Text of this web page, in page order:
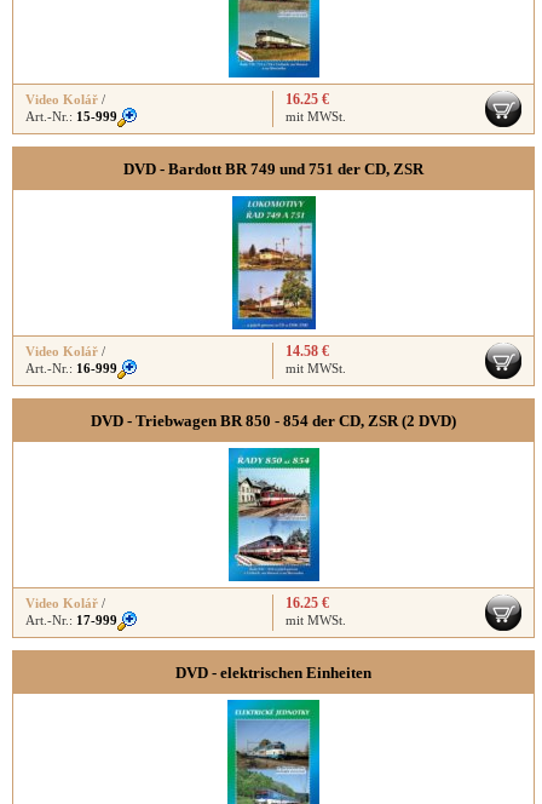
Video Kolář /
Art.-Nr.: 15-999
16.25 €
mit MWSt.
DVD - Bardott BR 749 und 751 der CD, ZSR
Video Kolář /
Art.-Nr.: 16-999
14.58 €
mit MWSt.
DVD - Triebwagen BR 850 - 854 der CD, ZSR (2 DVD)
Video Kolář /
Art.-Nr.: 17-999
16.25 €
mit MWSt.
DVD - elektrischen Einheiten